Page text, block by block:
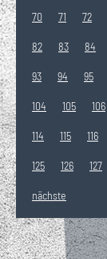
70 71 72
82 83 84
93 94 95
104 105 106
114 115 116
125 126 127
nächste